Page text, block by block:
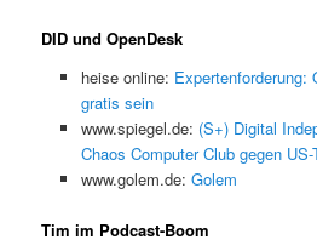
DID und OpenDesk
heise online: Expertenforderung:
gratis sein
www.spiegel.de: (S+) Digital
Chaos Computer Club gegen
www.golem.de: Golem
Tim im Podcast-Boom